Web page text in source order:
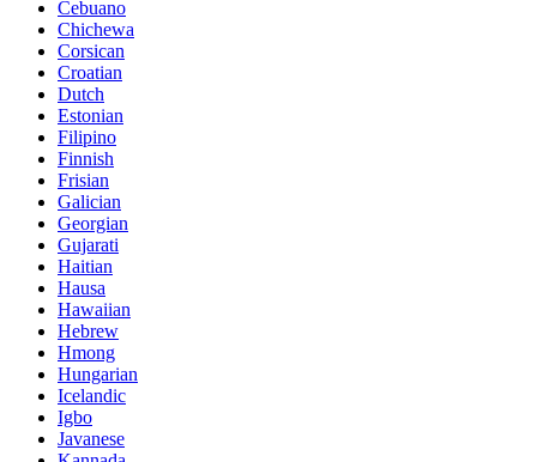
Cebuano
Chichewa
Corsican
Croatian
Dutch
Estonian
Filipino
Finnish
Frisian
Galician
Georgian
Gujarati
Haitian
Hausa
Hawaiian
Hebrew
Hmong
Hungarian
Icelandic
Igbo
Javanese